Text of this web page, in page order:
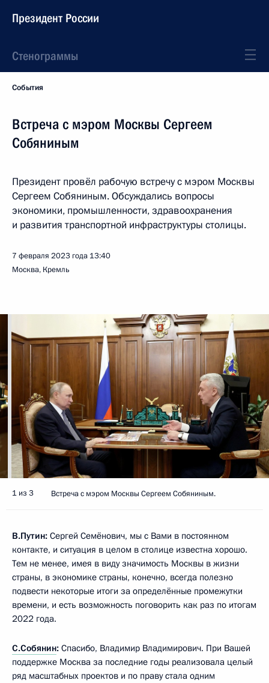
Президент России
Стенограммы
События
Встреча с мэром Москвы Сергеем
Собяниным
Президент провёл рабочую встречу с мэром Москвы
Сергеем Собяниным. Обсуждались вопросы
экономики, промышленности, здравоохранения
и развития транспортной инфраструктуры столицы.
7 февраля 2023 года 13:40
Москва, Кремль
1 из 3 Встреча с мэром Москвы Сергеем Собяниным.
В.Путин: Сергей Семёнович, мы с Вами в постоянном
контакте, и ситуация в целом в столице известна хорошо.
Тем не менее, имея в виду значимость Москвы в жизни
страны, в экономике страны, конечно, всегда полезно
подвести некоторые итоги за определённые промежутки
времени, и есть возможность поговорить как раз по итогам
2022 года.
С.Собянин: Спасибо, Владимир Владимирович. При Вашей
поддержке Москва за последние годы реализовала целый
ряд масштабных проектов и по праву стала одним